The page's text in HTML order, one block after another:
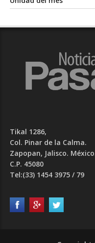
Tikal 1286,
Col. Pinar de la Calma.​
Zapopan, Jalisco.
C.P. 45080​
Tel:(33) 1454 3975 / 79